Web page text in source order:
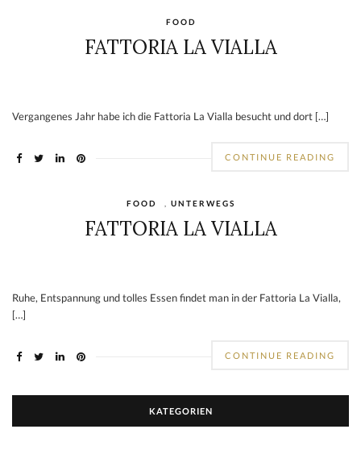
FOOD
FATTORIA LA VIALLA
Vergangenes Jahr habe ich die Fattoria La Vialla besucht und dort […]
CONTINUE READING
FOOD UNTERWEGS
FATTORIA LA VIALLA
Ruhe, Entspannung und tolles Essen findet man in der Fattoria La Vialla,
[…]
CONTINUE READING
KATEGORIEN